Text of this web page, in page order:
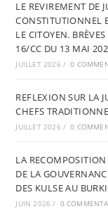
LE REVIREMENT DE
CONSTITUTIONNEL
LE CITOYEN.
16/CC DU 13 MAI
JUILLET 2026 / 0
REFLEXION SUR LA
CHEFS
JUILLET 2026 / 0
LA RECOMPOSITION
DE LA
DES KULSE AU
JUIN 2026 / 0